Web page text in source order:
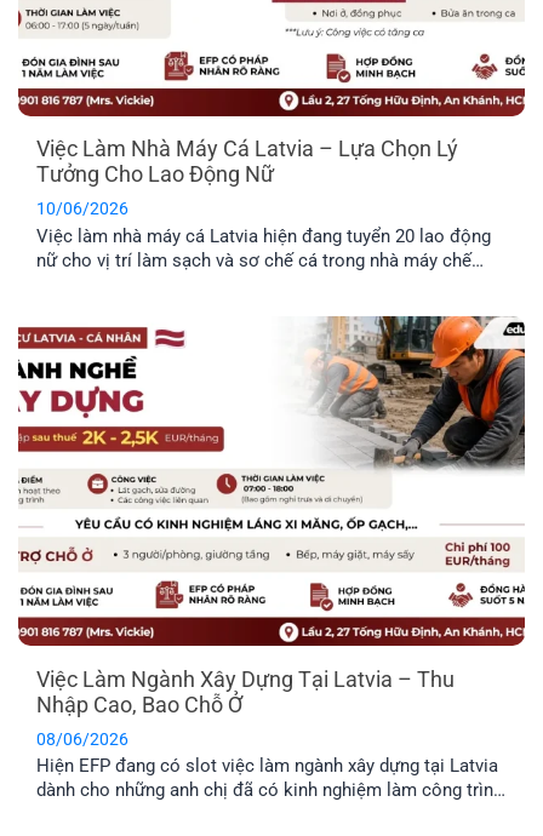
Việc Làm Nhà Máy Cá Latvia – Lựa Chọn Lý
Tưởng Cho Lao Động Nữ
10/06/2026
Việc làm nhà máy cá Latvia hiện đang tuyển 20 lao động
nữ cho vị trí làm sạch và sơ chế cá trong nhà máy chế
chỗ ở. Đây là công việc rất [...]
Việc Làm Ngành Xây Dựng Tại Latvia – Thu
Nhập Cao, Bao Chỗ Ở
08/06/2026
Hiện EFP đang có slot việc làm ngành xây dựng tại Latvia
dành cho những anh chị đã có kinh nghiệm làm công trình